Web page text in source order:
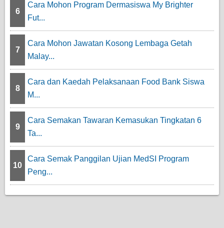
6
Cara Mohon Program Dermasiswa My Brighter
Fut...
7
Cara Mohon Jawatan Kosong Lembaga Getah
Malay...
8
Cara dan Kaedah Pelaksanaan Food Bank Siswa
M...
9
Cara Semakan Tawaran Kemasukan Tingkatan 6
Ta...
10
Cara Semak Panggilan Ujian MedSI Program
Peng...